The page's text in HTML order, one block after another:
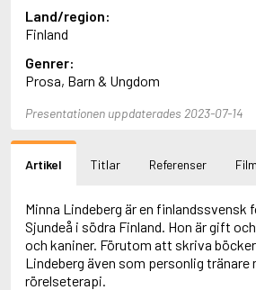
Adams, Jane
Adams, Richard
Adbåge, Emma
Adbåge, Lisen
Adelborg, Ottilia
Adiga, Aravind
Adnan, Etel
Adolfsson, Evert
Adolfsson, Gunnar
Adolfsson, Josefine
Adolfsson, Maria
Adolphsen, Peter
Land/region:
Finland
Genrer:
Prosa, Barn & Ungdom
Presentationen uppdaterades 2023-07-14
Artikel Titlar Referenser
Minna Lindeberg är en
Sjundeå i södra Finland. Hon är gift
och kaniner. Förutom att skriva
Lindeberg även som personlig
rörelseterapi.